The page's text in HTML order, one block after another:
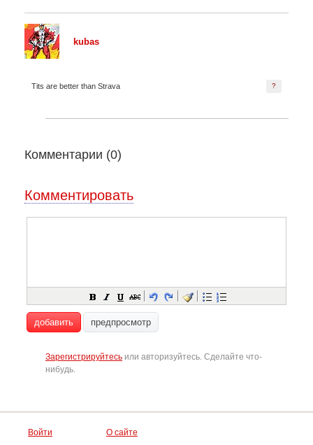
kubas
?
Tits are better than Strava
Комментарии (0)
Комментировать
добавить предпросмотр
Зарегистрируйтесь или авторизуйтесь. Сделайте что-
нибудь.
Войти
О сайте